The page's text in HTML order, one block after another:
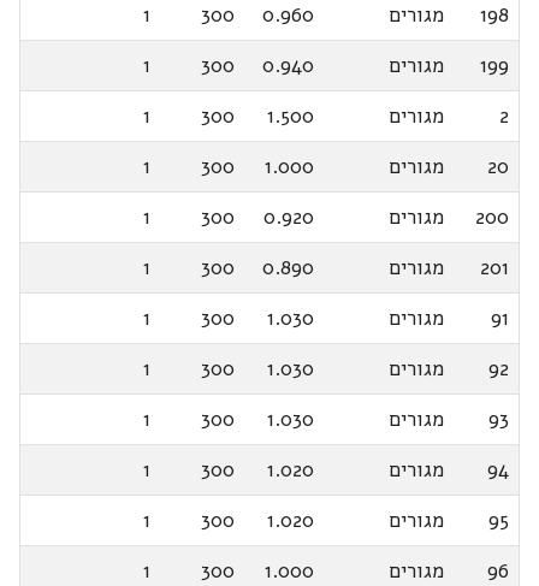
198
מגורים 0.960
300
1
199
מגורים 0.940
300
1
2
מגורים 1.500
300
1
20
מגורים 1.000
300
1
200
מגורים 0.920
300
1
201
מגורים 0.890
300
1
91
מגורים 1.030
300
1
92
מגורים 1.030
300
1
93
מגורים 1.030
300
1
94
מגורים 1.020
300
1
95
מגורים 1.020
300
1
96
מגורים 1.000
300
1